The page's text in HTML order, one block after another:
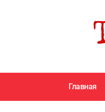
Главная